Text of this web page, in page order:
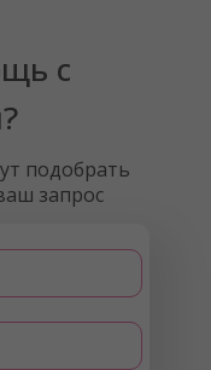
подобрать
запрос
с